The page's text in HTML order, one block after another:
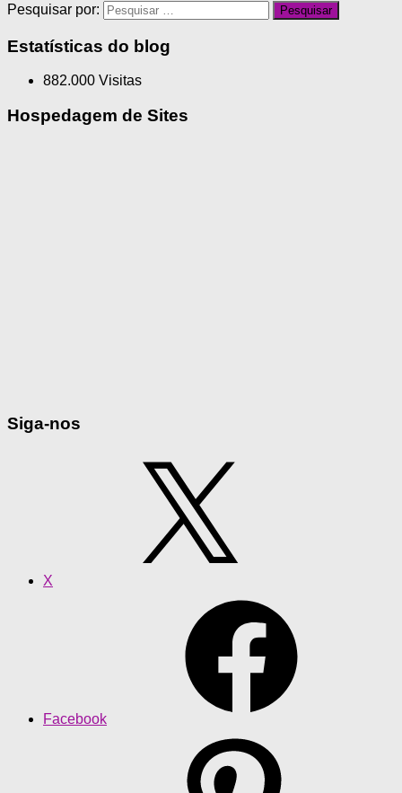
Pesquisar por:
Estatísticas do blog
882.000 Visitas
Hospedagem de Sites
Siga-nos
X
Facebook